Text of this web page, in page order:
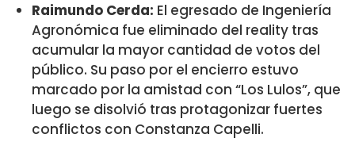
Raimundo Cerda: El egresado de Ingeniería
Agronómica fue eliminado del reality tras
acumular la mayor cantidad de votos del
público. Su paso por el encierro estuvo
marcado por la amistad con “Los Lulos”, que
luego se disolvió tras protagonizar fuertes
conflictos con Constanza Capelli.